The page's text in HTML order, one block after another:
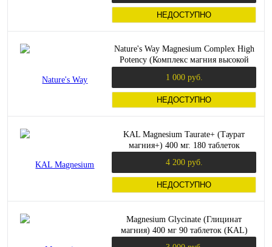
НЕДОСТУПНО
Nature's Way Magnesium Complex High
Potency (Комплекс магния высокой
1 000 руб.
НЕДОСТУПНО
KAL Magnesium Taurate+ (Таурат
магния+) 400 мг. 180 таблеток
4 200 руб.
НЕДОСТУПНО
Magnesium Glycinate (Глицинат
магния) 400 мг 90 таблеток (KAL)